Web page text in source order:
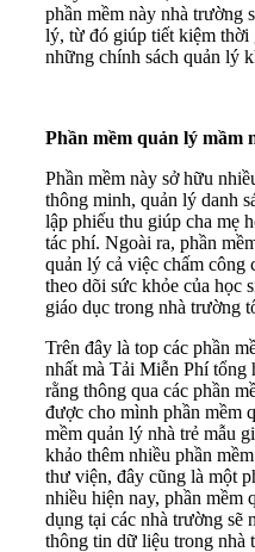
phần mềm này nhà trường
lý, từ đó giúp tiết kiệm thời
những chính sách quản lý
Phần mềm quản lý mầm
Phần mềm này sở hữu
thông minh, quản lý danh
lập phiếu thu giúp cha mẹ
tác phí. Ngoài ra, phần
quản lý cả việc chấm công
theo dõi sức khỏe của học
giáo dục trong nhà trường
Trên đây là top các phần
nhất mà Tải Miễn Phí tổng
rằng thông qua các phần
được cho mình phần mềm
mềm quản lý nhà trẻ mẫu
khảo thêm nhiều phần
thư viện, đây cũng là một
nhiều hiện nay, phần mềm
dụng tại các nhà trường sẽ
thông tin dữ liệu trong nhà